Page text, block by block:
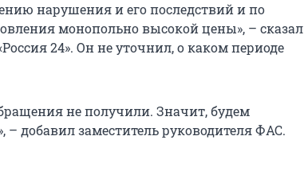
нарушения и его последствий и по
монопольно высокой цены», – сказал
24». Он не уточнил, о каком периоде
не получили. Значит, будем
добавил заместитель руководителя ФАС.